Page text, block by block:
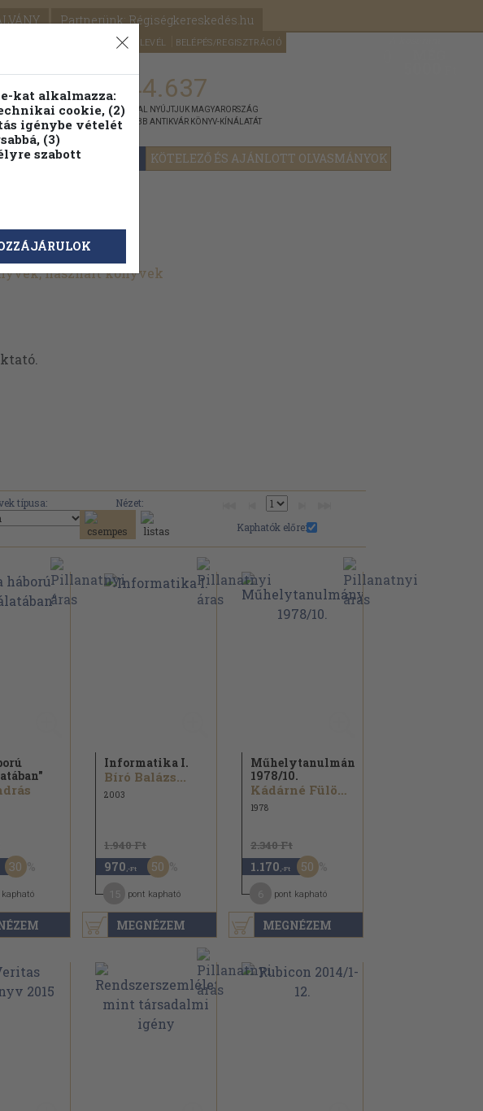
Partnerünk: Régiségkereskedés.hu
SEGÍTSÉG HÍRLEVÉL BELÉPÉS/REGISZTRÁCIÓ
OLVASMÁNYOK KÖTELEZŐ ÉS AJÁNLOTT OLVASMÁNYOK
fa 1.144.637
KIADVÁNNYAL NYÚJTJUK MAGYARORSZÁG
LEGNAGYOBB ANTIKVÁR KÖNYV-KÍNÁLATÁT
használt könyvek
típusa:
Nézet:
Kaphatók előre:
30
kapható
MEGNÉZEM
Informatika I.
Bíró Balázs...
2003
1.940 Ft
970 ,-Ft 50
pont kapható
MEGNÉZEM
Műhelytanulmányok
1978/10.
Kádárné Fülöp Judit...
1978
2.340 Ft
1.170 ,-Ft 50
pont kapható
kat alkalmazza:
cookie, (2)
igénybe vételét
(3)
szabott